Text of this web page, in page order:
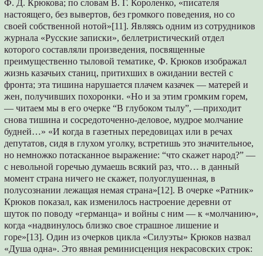
Ф. Д. Крюкова; по словам В. Г. Короленко, «писателя
настоящего, без вывертов, без громкого поведения, но со
своей собственной нотой»[11]. Являясь одним из сотрудников
журнала «Русские записки», беллетристический отдел
которого составляли произведения, посвященные
преимущественно тыловой тематике, Ф. Крюков изображал
жизнь казачьих станиц, притихших в ожидании вестей с
фронта; эта тишина нарушается плачем казачек — матерей и
жен, получивших похоронки. «Но и за этим громким горем,
— читаем мы в его очерке “В глубоком тылy”, —приходит
снова тишина и сосредоточенно-деловое, мудрое молчание
будней…» «И когда в газетных передовицах или в речах
депутатов, сидя в глухом уголку, встретишь это значительное,
но немножко потасканное выражение: “что скажет народ?” —
с невольной горечью думаешь всякий раз, что… в данный
момент страна ничего не скажет, полуоглушенная, в
полусознании лежащая немая страна»[12]. В очерке «Ратник»
Крюков показал, как изменилось настроение деревни от
шуток по поводу «германца» и войны с ним — к «молчанию»,
когда «надвинулось близко свое страшное лишение и
гоpe»[13]. Один из очерков цикла «Силуэты» Крюков назвал
«Душа одна». Это явная реминисценция некрасовских строк: